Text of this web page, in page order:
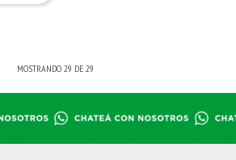
MOSTRANDO 29 DE 29